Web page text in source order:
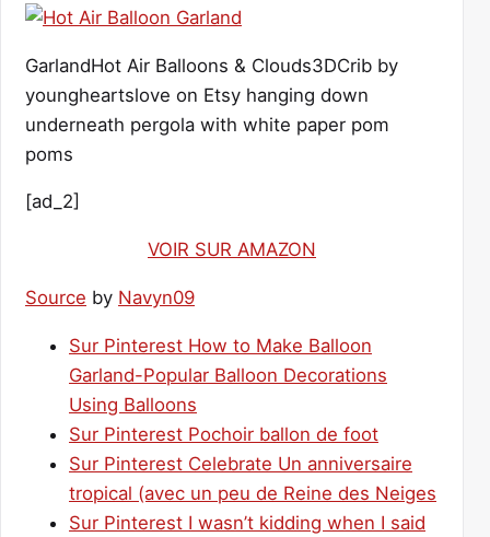
GarlandHot Air Balloons & Clouds3DCrib by
youngheartslove on Etsy hanging down
underneath pergola with white paper pom
poms
[ad_2]
VOIR SUR AMAZON
Source by Navyn09
Sur Pinterest How to Make Balloon
Garland-Popular Balloon Decorations
Using Balloons
Sur Pinterest Pochoir ballon de foot
Sur Pinterest Celebrate Un anniversaire
tropical (avec un peu de Reine des Neiges
Sur Pinterest I wasn’t kidding when I said